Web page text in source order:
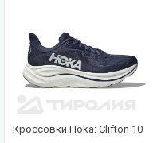
Кроссовки Hoka: Clifton 10